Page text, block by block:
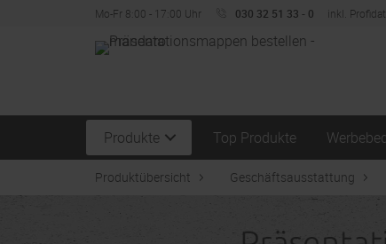
Mo-Fr 8:00 - 17:00 Uhr 030 32 51 33 - 0 inkl.
Produkte Top Produkte
Produktübersicht Geschäftsausstattung